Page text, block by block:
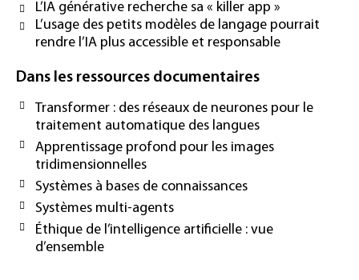
L’IA générative recherche sa « killer app »
L’usage des petits modèles de langage pourrait
rendre l’IA plus accessible et responsable
Dans les ressources documentaires
Transformer : des réseaux de neurones pour le
traitement automatique des langues
Apprentissage profond pour les images
tridimensionnelles
Systèmes à bases de connaissances
Systèmes multi-agents
Éthique de l’intelligence artificielle : vue
d’ensemble